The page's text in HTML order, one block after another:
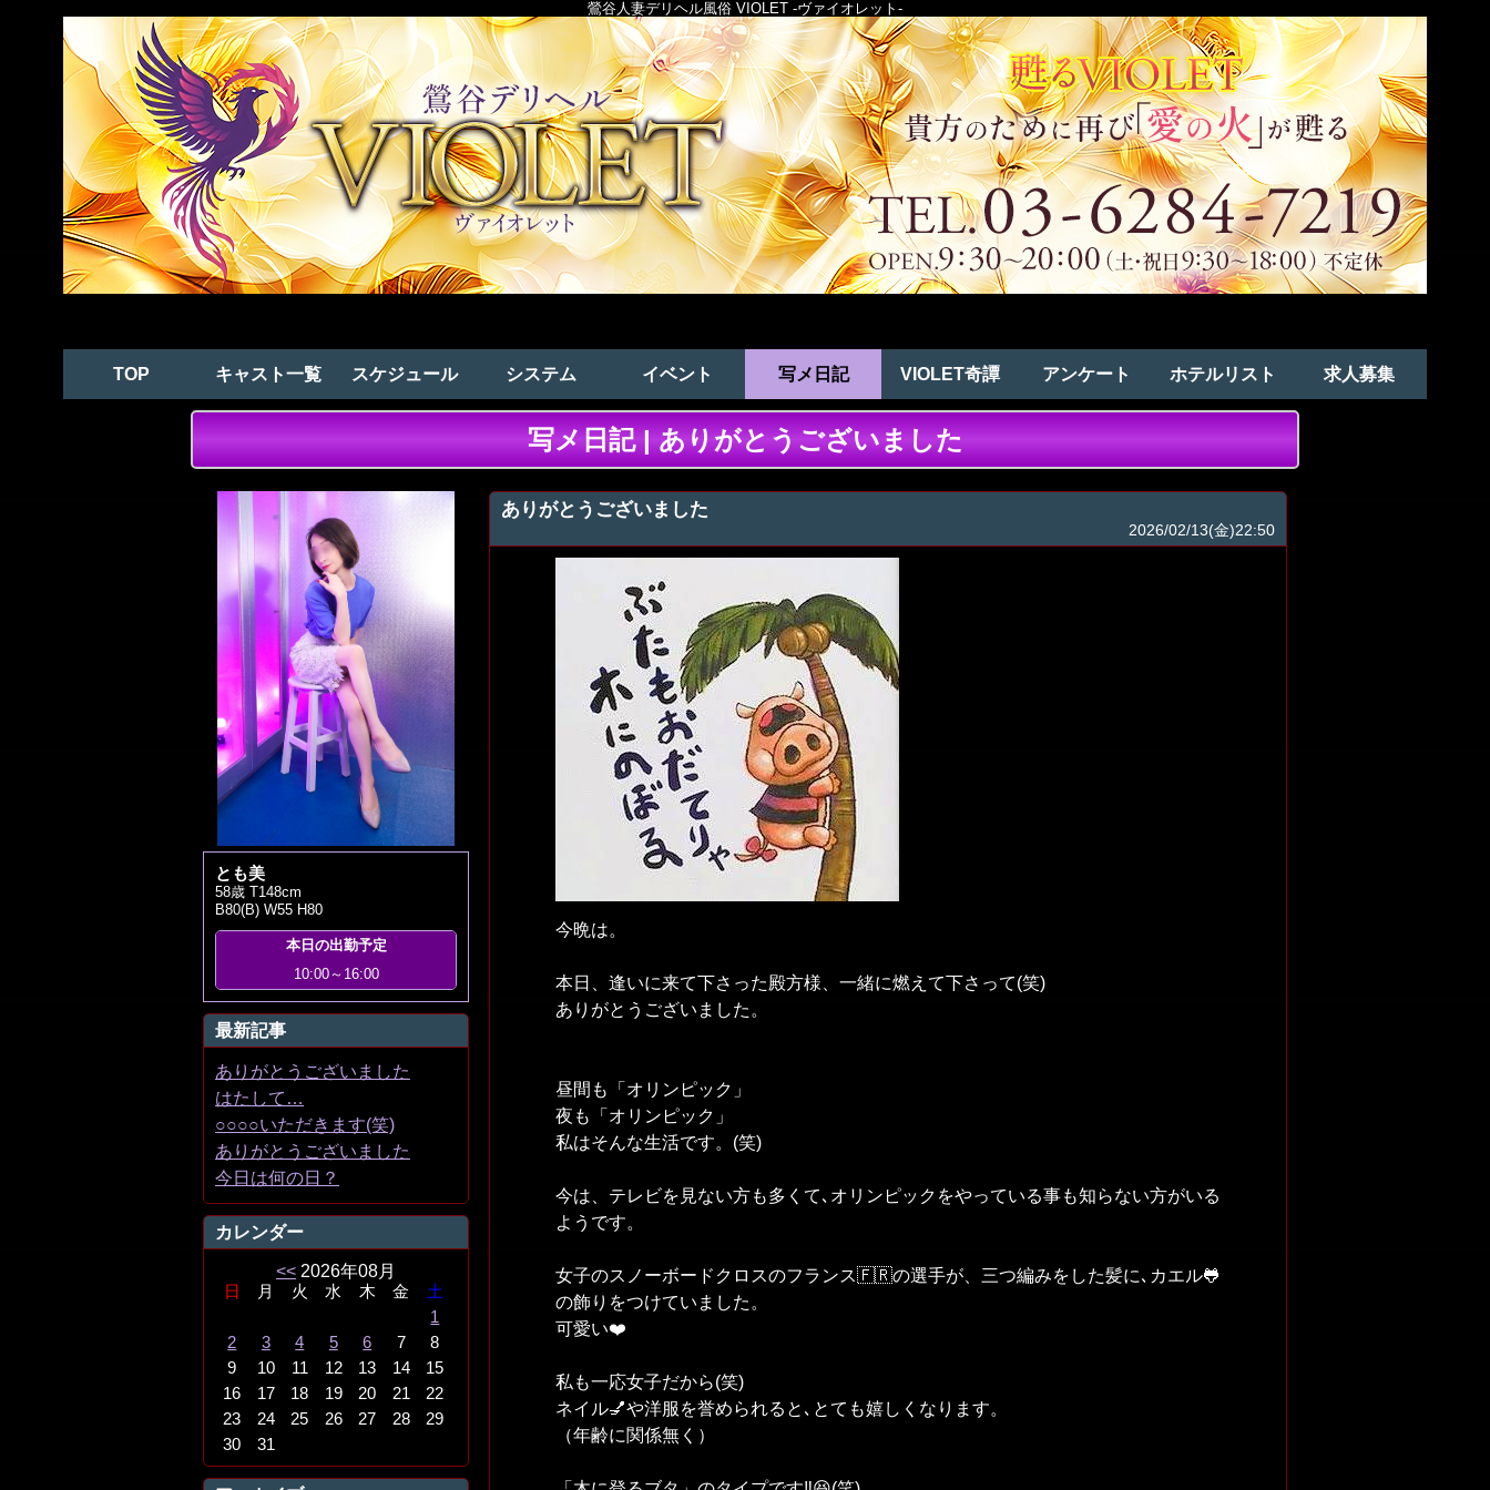
鶯谷人妻デリヘル風俗 VIOLET -ヴァイオレット-
TOP キャスト一覧 スケジュール システム イベント 写メ日記 VIOLET奇譚 アンケート ホテルリスト 求人募集
写メ日記 | ありがとうございました
とも美
58歳 T148cm
B80(B) W55 H80
本日の出勤予定
10:00～16:00
最新記事
ありがとうございました
はたして…
○○○○いただきます(笑)
ありがとうございました
今日は何の日？
カレンダー
<< 2026年08月
日 月 火 水 木 金
土
1
2
3 4 5 6 7
8
9
10 11 12 13 14
15
16
17 18 19 20 21
22
23
24 25 26 27 28
29
30
31
ありがとうございました
2026/02/13(金)22:50
今晩は。
本日、逢いに来て下さった殿方様、一緒に燃えて下さって(笑)
ありがとうございました。
昼間も「オリンピック」
夜も「オリンピック」
私はそんな生活です。(笑)
今は、テレビを見ない方も多くて､オリンピックをやっている事も知らない方がいる
ようです。
女子のスノーボードクロスのフランス🇫🇷の選手が、三つ編みをした髪に､カエル🐸
の飾りをつけていました。
可愛い❤️
私も一応女子だから(笑)
ネイル💅や洋服を誉められると､とても嬉しくなります。
（年齢に関係無く）